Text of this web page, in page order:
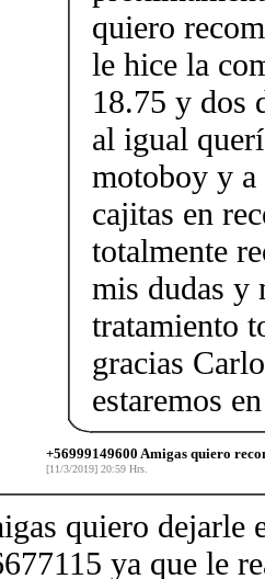
quiero
le hice la
18.75 y dos
al igual
motoboy y a
cajitas en
totalmente
mis dudas y
tratamiento
gracias
estaremos
+56999149600 Amigas quiero
[11/3/2019] 20:59 Hrs.
quiero dejarle
ya que le